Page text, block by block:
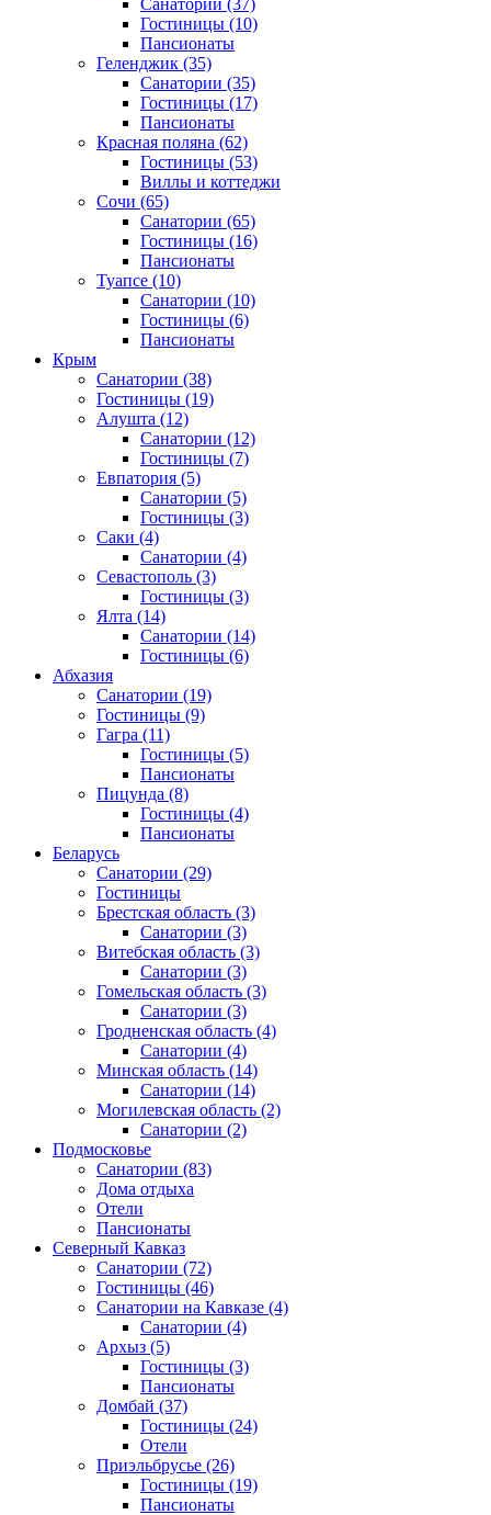
Санатории (37)
Гостиницы (10)
Пансионаты
Геленджик (35)
Санатории (35)
Гостиницы (17)
Пансионаты
Красная поляна (62)
Гостиницы (53)
Виллы и коттеджи
Сочи (65)
Санатории (65)
Гостиницы (16)
Пансионаты
Туапсе (10)
Санатории (10)
Гостиницы (6)
Пансионаты
Крым
Санатории (38)
Гостиницы (19)
Алушта (12)
Санатории (12)
Гостиницы (7)
Евпатория (5)
Санатории (5)
Гостиницы (3)
Саки (4)
Санатории (4)
Севастополь (3)
Гостиницы (3)
Ялта (14)
Санатории (14)
Гостиницы (6)
Абхазия
Санатории (19)
Гостиницы (9)
Гагра (11)
Гостиницы (5)
Пансионаты
Пицунда (8)
Гостиницы (4)
Пансионаты
Беларусь
Санатории (29)
Гостиницы
Брестская область (3)
Санатории (3)
Витебская область (3)
Санатории (3)
Гомельская область (3)
Санатории (3)
Гродненская область (4)
Санатории (4)
Минская область (14)
Санатории (14)
Могилевская область (2)
Санатории (2)
Подмосковье
Санатории (83)
Дома отдыха
Отели
Пансионаты
Северный Кавказ
Санатории (72)
Гостиницы (46)
Санатории на Кавказе (4)
Санатории (4)
Архыз (5)
Гостиницы (3)
Пансионаты
Домбай (37)
Гостиницы (24)
Отели
Приэльбрусье (26)
Гостиницы (19)
Пансионаты